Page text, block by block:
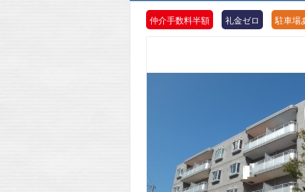
仲介手数料半額 礼金ゼロ 駐車場